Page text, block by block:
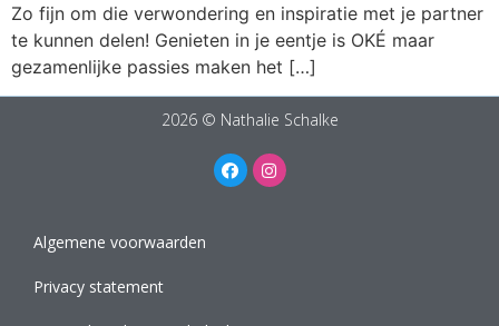
Zo fijn om die verwondering en inspiratie met je partner
te kunnen delen! Genieten in je eentje is OKÉ maar
gezamenlijke passies maken het […]
2026 © Nathalie Schalke
Algemene voorwaarden
Privacy statement